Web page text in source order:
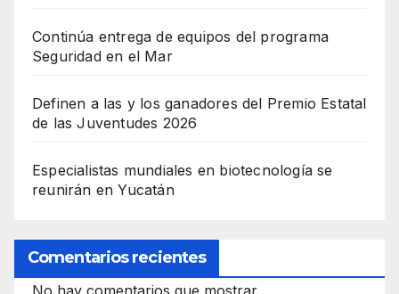
Continúa entrega de equipos del programa
Seguridad en el Mar
Definen a las y los ganadores del Premio Estatal
de las Juventudes 2026
Especialistas mundiales en biotecnología se
reunirán en Yucatán
Comentarios recientes
No hay comentarios que mostrar.